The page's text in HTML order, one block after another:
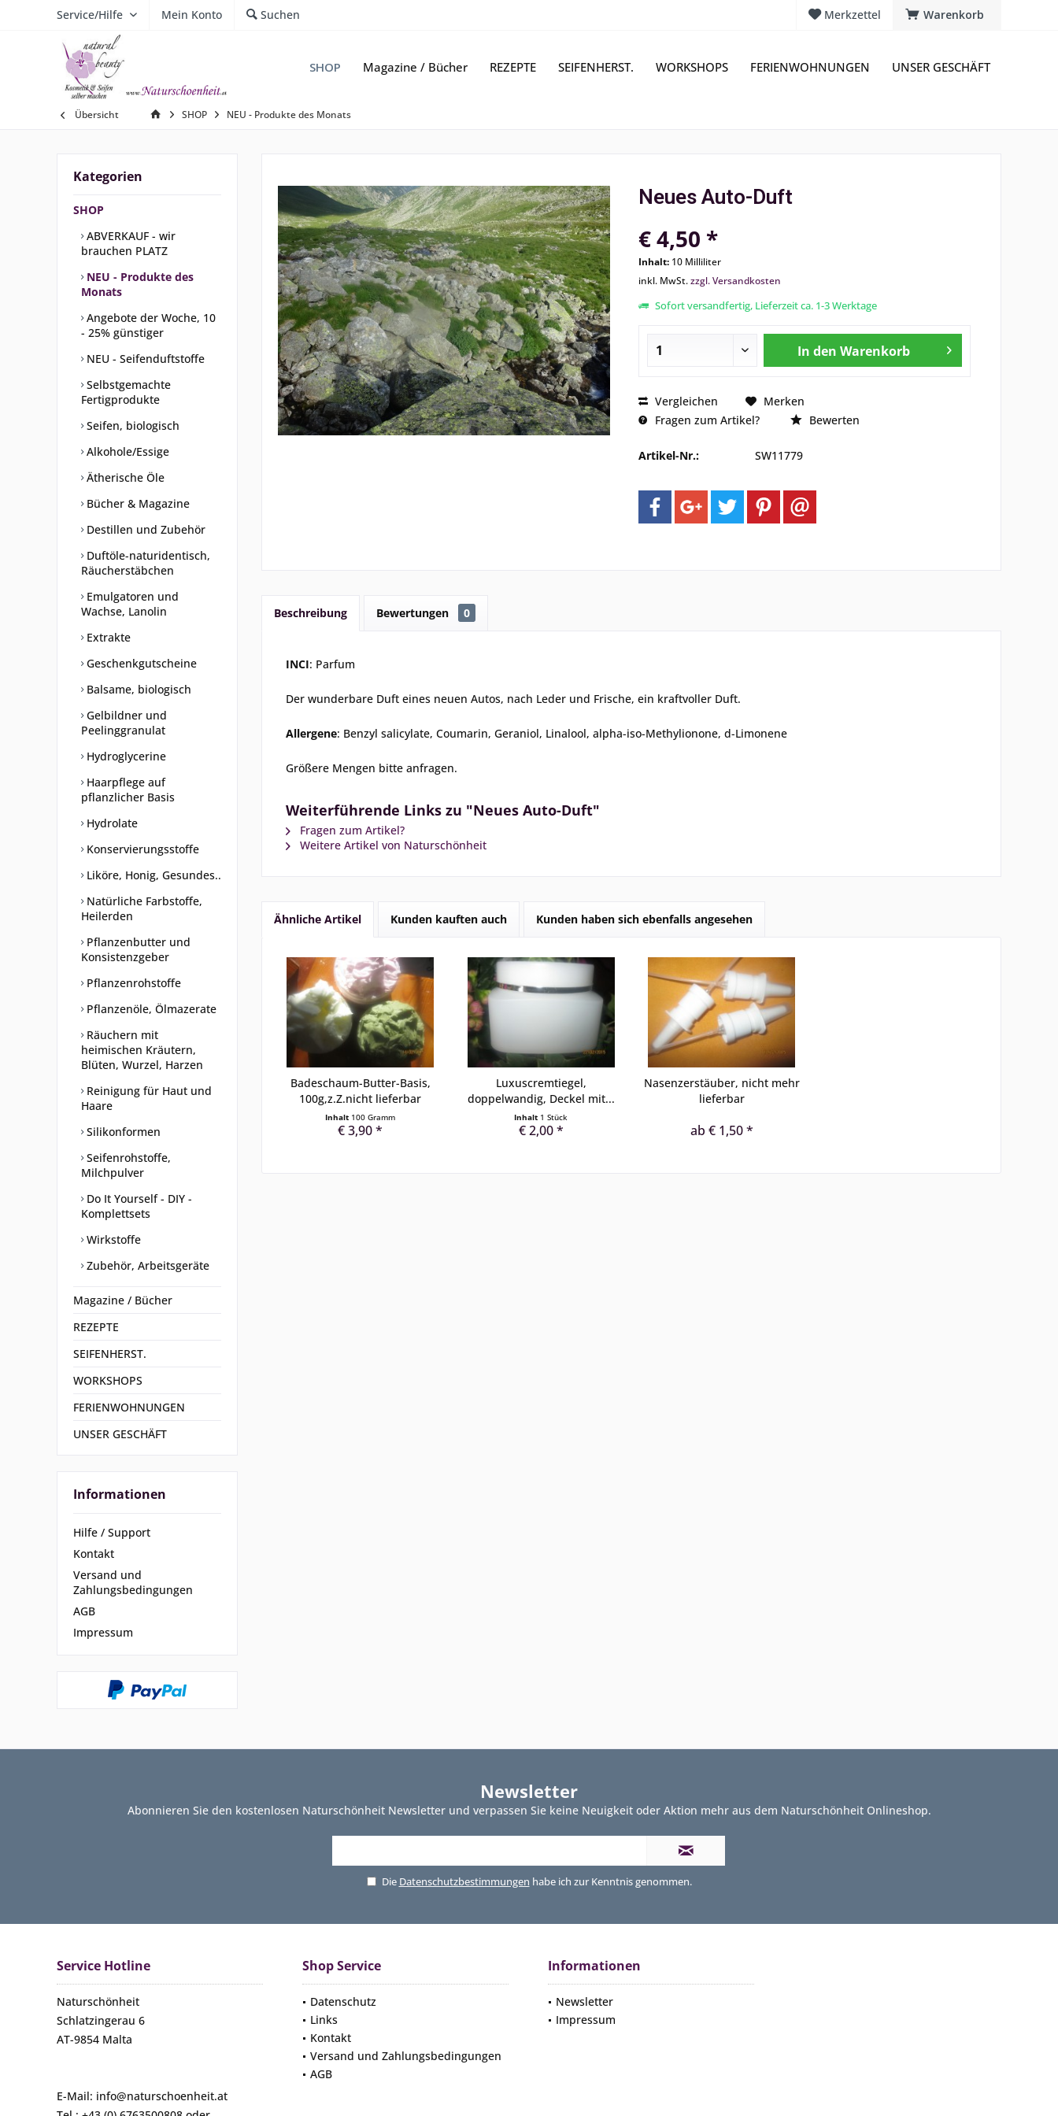
Warenkorb
Merkzettel
Service/Hilfe Mein Konto Suchen
SHOP Magazine / Bücher REZEPTE SEIFENHERST. WORKSHOPS FERIENWOHNUNGEN UNSER GESCHÄFT
Übersicht SHOP NEU - Produkte des Monats
Kategorien
SHOP
ABVERKAUF - wir
brauchen PLATZ
NEU - Produkte des
Monats
Angebote der Woche, 10
- 25% günstiger
NEU - Seifenduftstoffe
Selbstgemachte
Fertigprodukte
Seifen, biologisch
Alkohole/Essige
Ätherische Öle
Bücher & Magazine
Destillen und Zubehör
Duftöle-naturidentisch,
Räucherstäbchen
Emulgatoren und
Wachse, Lanolin
Extrakte
Geschenkgutscheine
Balsame, biologisch
Gelbildner und
Peelinggranulat
Hydroglycerine
Haarpflege auf
pflanzlicher Basis
Hydrolate
Konservierungsstoffe
Liköre, Honig, Gesundes..
Natürliche Farbstoffe,
Heilerden
Pflanzenbutter und
Konsistenzgeber
Pflanzenrohstoffe
Pflanzenöle, Ölmazerate
Räuchern mit
heimischen Kräutern,
Blüten, Wurzel, Harzen
Reinigung für Haut und
Haare
Silikonformen
Seifenrohstoffe,
Milchpulver
Do It Yourself - DIY -
Komplettsets
Wirkstoffe
Zubehör, Arbeitsgeräte
Magazine / Bücher
REZEPTE
SEIFENHERST.
WORKSHOPS
FERIENWOHNUNGEN
UNSER GESCHÄFT
Informationen
Hilfe / Support
Kontakt
Versand und
Zahlungsbedingungen
AGB
Impressum
Neues Auto-Duft
€ 4,50 *
Inhalt: 10 Milliliter
inkl. MwSt.zzgl. Versandkosten
Sofort versandfertig, Lieferzeit ca. 1-3 Werktage
In den Warenkorb
Vergleichen
Merken
Fragen zum Artikel?
Bewerten
Artikel-Nr.: SW11779
Beschreibung Bewertungen 0
INCI: Parfum
Der wunderbare Duft eines neuen Autos, nach Leder und Frische, ein kraftvoller Duft.
Allergene: Benzyl salicylate, Coumarin, Geraniol, Linalool, alpha-iso-Methylionone, d-Limonene
Größere Mengen bitte anfragen.
Weiterführende Links zu "Neues Auto-Duft"
Fragen zum Artikel?
Weitere Artikel von Naturschönheit
Ähnliche Artikel Kunden kauften auch Kunden haben sich ebenfalls angesehen
Badeschaum-Butter-Basis,
100g,z.Z.nicht lieferbar
Inhalt 100 Gramm
€ 3,90 *
Luxuscremtiegel,
doppelwandig, Deckel mit...
Inhalt 1 Stück
€ 2,00 *
Nasenzerstäuber, nicht mehr
lieferbar
ab € 1,50 *
Newsletter
Abonnieren Sie den kostenlosen Naturschönheit Newsletter und verpassen Sie keine Neuigkeit oder Aktion mehr aus dem Naturschönheit Onlineshop.
Die Datenschutzbestimmungen habe ich zur Kenntnis genommen.
Service Hotline
Naturschönheit
Schlatzingerau 6
AT-9854 Malta
E-Mail: info@naturschoenheit.at
Shop Service
Datenschutz
Links
Kontakt
Versand und Zahlungsbedingungen
AGB
Informationen
Newsletter
Impressum